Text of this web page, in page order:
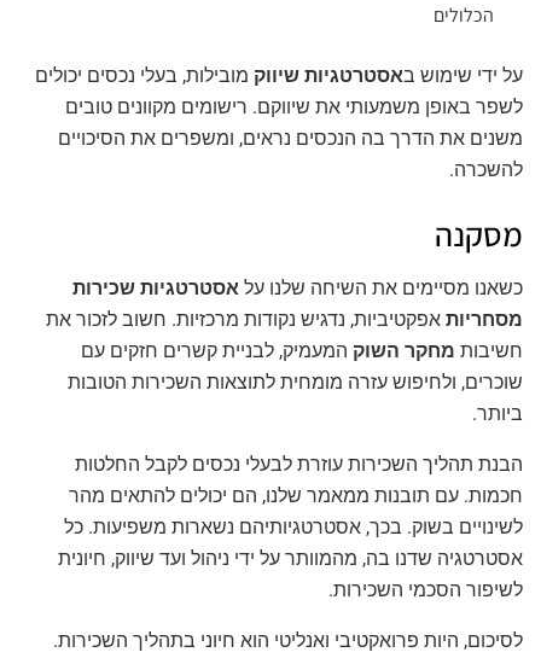
הכלולים
על ידי שימוש באסטרטגיות שיווק מובילות, בעלי נכסים יכולים
לשפר באופן משמעותי את שיווקם. רישומים מקוונים טובים
משנים את הדרך בה הנכסים נראים, ומשפרים את הסיכויים
להשכרה.
מסקנה
כשאנו מסיימים את השיחה שלנו על אסטרטגיות שכירות
מסחריות אפקטיביות, נדגיש נקודות מרכזיות. חשוב לזכור את
חשיבות מחקר השוק המעמיק, לבניית קשרים חזקים עם
שוכרים, ולחיפוש עזרה מומחית לתוצאות השכירות הטובות
ביותר.
הבנת תהליך השכירות עוזרת לבעלי נכסים לקבל החלטות
חכמות. עם תובנות ממאמר שלנו, הם יכולים להתאים מהר
לשינויים בשוק. בכך, אסטרטגיותיהם נשארות משפיעות. כל
אסטרטגיה שדנו בה, מהמוותר על ידי ניהול ועד שיווק, חיונית
לשיפור הסכמי השכירות.
לסיכום, היות פרואקטיבי ואנליטי הוא חיוני בתהליך השכירות.